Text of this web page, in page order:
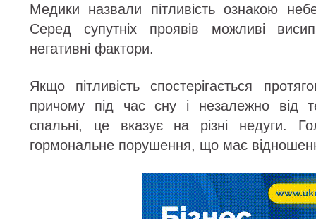
Медики назвали пітливість ознакою
Серед супутніх проявів можливі
негативні фактори.
Якщо пітливість спостерігається
причому під час сну і незалежно від
спальні, це вказує на різні недуги.
гормональне порушення, що має